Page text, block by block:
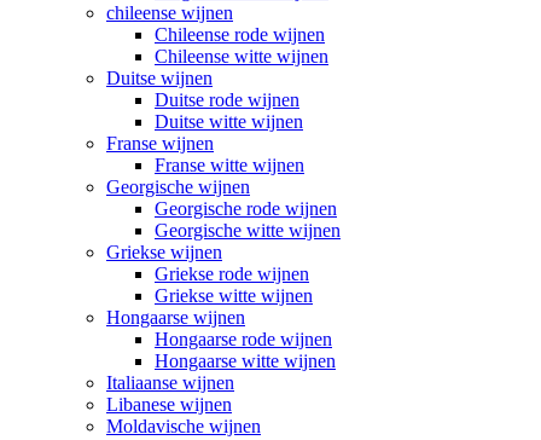
chileense wijnen
Chileense rode wijnen
Chileense witte wijnen
Duitse wijnen
Duitse rode wijnen
Duitse witte wijnen
Franse wijnen
Franse witte wijnen
Georgische wijnen
Georgische rode wijnen
Georgische witte wijnen
Griekse wijnen
Griekse rode wijnen
Griekse witte wijnen
Hongaarse wijnen
Hongaarse rode wijnen
Hongaarse witte wijnen
Italiaanse wijnen
Libanese wijnen
Moldavische wijnen